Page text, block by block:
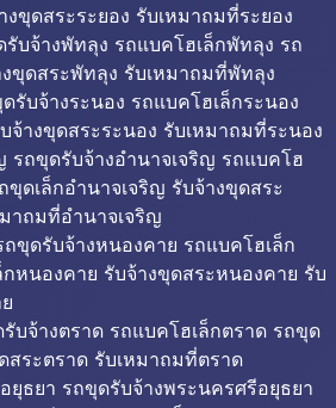
งขุดสระระยอง รับเหมาถมที่ระยอง
บจ้างพัทลุง รถแบคโฮเล็กพัทลุง รถ
ขุดสระพัทลุง รับเหมาถมที่พัทลุง
รับจ้างระนอง รถแบคโฮเล็กระนอง
จ้างขุดสระระนอง รับเหมาถมที่ระนอง
รถขุดรับจ้างอำนาจเจริญ รถแบคโฮ
ขุดเล็กอำนาจเจริญ รับจ้างขุดสระ
าถมที่อำนาจเจริญ
ขุดรับจ้างหนองคาย รถแบคโฮเล็ก
หนองคาย รับจ้างขุดสระหนองคาย รับ
บจ้างตราด รถแบคโฮเล็กตราด รถขุด
สระตราด รับเหมาถมที่ตราด
ยุธยา รถขุดรับจ้างพระนครศรีอยุธยา